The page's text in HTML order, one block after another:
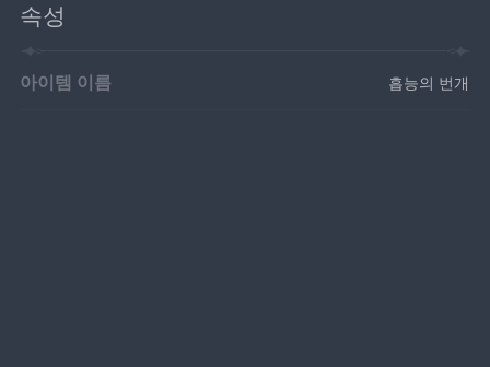
속성
아이템 이름 흡능의 번개